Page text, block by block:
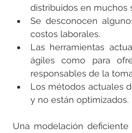
distribuidos en muchos
Se desconocen
costos laborales.
Las herramientas
ágiles como para
responsables de la
Los métodos actuales
y no están optimizados.
Una modelación